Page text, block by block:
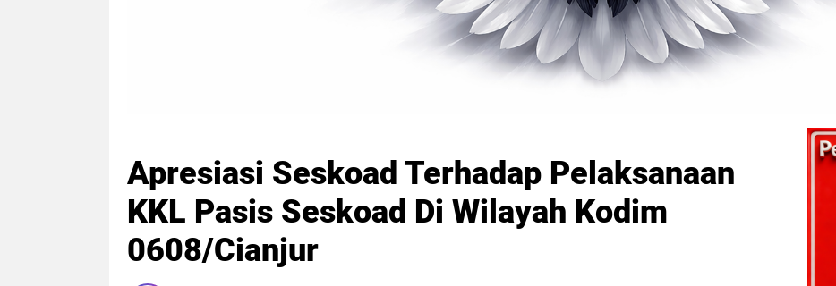
Apresiasi Seskoad Terhadap Pelaksanaan
KKL Pasis Seskoad Di Wilayah Kodim
0608/Cianjur